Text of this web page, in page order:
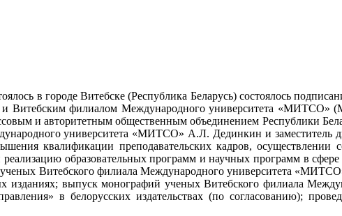
в городе Витебске (Республика Беларусь) состоялось
Витебским филиалом Международного университета «МИТСО»
и авторитетным общественным объединением Республики
университета «МИТСО» А.Л. Дединкин и заместитель
квалификации преподавательских кадров,
образовательных программ и научных программ в
ученых Витебского филиала Международного университета
изданиях; выпуск монографий ученых Витебского филиала
в белорусских издательствах (по согласованию);